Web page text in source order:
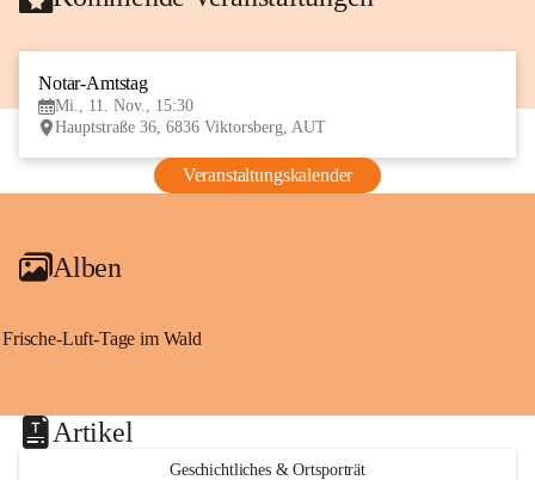
Notar-Amtstag
Mi., 11. Nov., 15:30
Hauptstraße 36, 6836 Viktorsberg, AUT
Veranstaltungskalender
Alben
Frische-Luft-Tage im Wald
Artikel
Geschichtliches & Ortsporträt